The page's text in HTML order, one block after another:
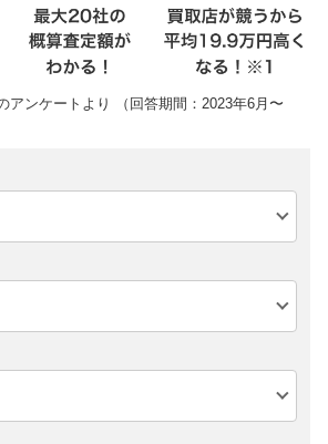
アンケートより （回答期間：2023年6月〜